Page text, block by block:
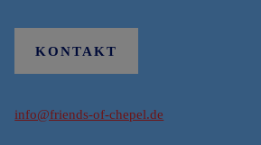
KONTAKT
info@friends-of-chepel.de